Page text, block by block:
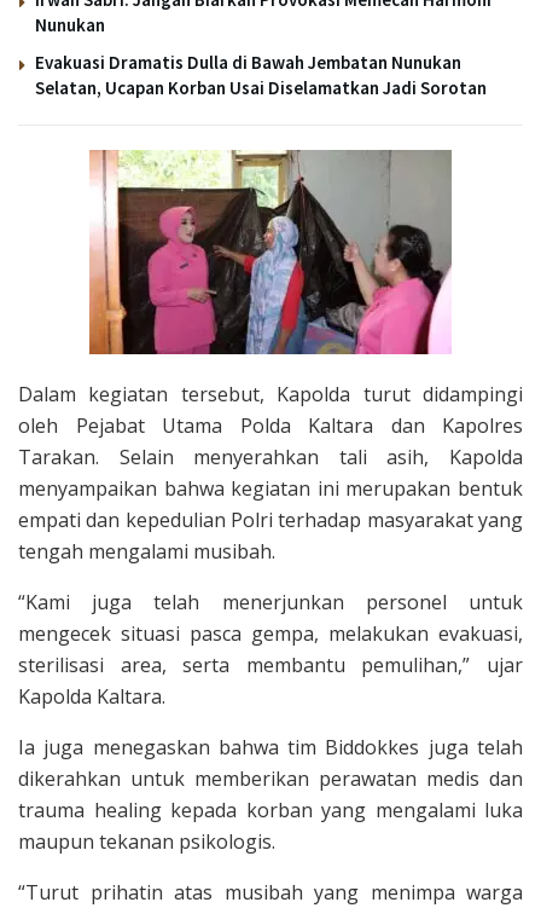
Nunukan
Evakuasi Dramatis Dulla di Bawah Jembatan Nunukan
Selatan, Ucapan Korban Usai Diselamatkan Jadi Sorotan
Dalam kegiatan tersebut, Kapolda turut didampingi
oleh Pejabat Utama Polda Kaltara dan Kapolres
Tarakan. Selain menyerahkan tali asih, Kapolda
menyampaikan bahwa kegiatan ini merupakan bentuk
empati dan kepedulian Polri terhadap masyarakat yang
tengah mengalami musibah.
“Kami juga telah menerjunkan personel untuk
mengecek situasi pasca gempa, melakukan evakuasi,
sterilisasi area, serta membantu pemulihan,” ujar
Kapolda Kaltara.
Ia juga menegaskan bahwa tim Biddokkes juga telah
dikerahkan untuk memberikan perawatan medis dan
trauma healing kepada korban yang mengalami luka
maupun tekanan psikologis.
“Turut prihatin atas musibah yang menimpa warga